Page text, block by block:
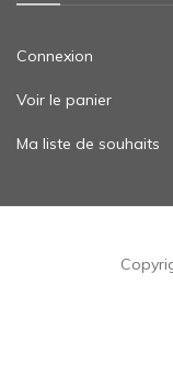
Connexion
Voir le panier
Ma liste de souhaits